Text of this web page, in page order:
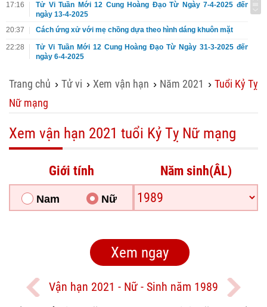
17:16
Tử Vi Tuần Mới 12 Cung Hoàng Đạo Từ Ngày 7-4-2025 đến
ngày 13-4-2025
20:37
Cách ứng xử với mẹ chồng dựa theo hình dáng khuôn mặt
22:28
Tử Vi Tuần Mới 12 Cung Hoàng Đạo Từ Ngày 31-3-2025 đến
ngày 6-4-2025
Trang chủ ›Tử vi ›Xem vận hạn › Năm 2021 › Tuổi Kỷ Tỵ
Nữ mạng
Xem vận hạn 2021 tuổi Kỷ Tỵ Nữ mạng
Giới tính
Nam Nữ
Năm sinh(ÂL)
Vận hạn 2021 - Nữ - Sinh năm 1989